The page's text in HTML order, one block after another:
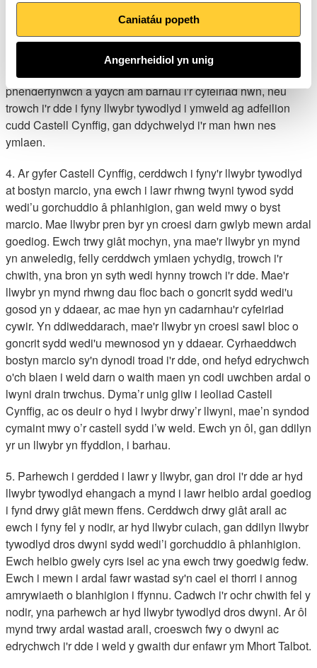
Caniatáu popeth
Angenrheidiol yn unig
warchodfa natur. Fodd bynnag, cerddwch ychydig ymhellach
ar hyd y ffordd a throwch i'r chwith ar hyd llwybr arall, gan
fynd heibio i hysbysfwrdd gwarchodfa natur. Dilynwch y
llwybr am ychydig drwy redyn ac ewch drwy giât mewn ffens.
Parhewch yn raddol i lawr y bryn ar hyd y llwybr a
phenderfynwch a ydych am barhau i'r cyfeiriad hwn, neu
trowch i'r dde i fyny llwybr tywodlyd i ymweld ag adfeilion
cudd Castell Cynffig, gan ddychwelyd i'r man hwn nes
ymlaen.
4. Ar gyfer Castell Cynffig, cerddwch i fyny'r llwybr tywodlyd
at bostyn marcio, yna ewch i lawr rhwng twyni tywod sydd
wedi’u gorchuddio â phlanhigion, gan weld mwy o byst
marcio. Mae llwybr pren byr yn croesi darn gwlyb mewn ardal
goediog. Ewch trwy giât mochyn, yna mae'r llwybr yn mynd
yn anweledig, felly cerddwch ymlaen ychydig, trowch i'r
chwith, yna bron yn syth wedi hynny trowch i'r dde. Mae'r
llwybr yn mynd rhwng dau floc bach o goncrit sydd wedi'u
gosod yn y ddaear, ac mae hyn yn cadarnhau'r cyfeiriad
cywir. Yn ddiweddarach, mae'r llwybr yn croesi sawl bloc o
goncrit sydd wedi'u mewnosod yn y ddaear. Cyrhaeddwch
bostyn marcio sy'n dynodi troad i'r dde, ond hefyd edrychwch
o'ch blaen i weld darn o waith maen yn codi uwchben ardal o
lwyni drain trwchus. Dyma’r unig gliw i leoliad Castell
Cynffig, ac os deuir o hyd i lwybr drwy’r llwyni, mae’n syndod
cymaint mwy o’r castell sydd i’w weld. Ewch yn ôl, gan ddilyn
yr un llwybr yn ffyddlon, i barhau.
5. Parhewch i gerdded i lawr y llwybr, gan droi i'r dde ar hyd
llwybr tywodlyd ehangach a mynd i lawr heibio ardal goediog
i fynd drwy giât mewn ffens. Cerddwch drwy giât arall ac
ewch i fyny fel y nodir, ar hyd llwybr culach, gan ddilyn llwybr
tywodlyd dros dwyni sydd wedi’i gorchuddio â phlanhigion.
Ewch heibio gwely cyrs isel ac yna ewch trwy goedwig fedw.
Ewch i mewn i ardal fawr wastad sy'n cael ei thorri i annog
amrywiaeth o blanhigion i ffynnu. Cadwch i'r ochr chwith fel y
nodir, yna parhewch ar hyd llwybr tywodlyd dros dwyni. Ar ôl
mynd trwy ardal wastad arall, croeswch fwy o dwyni ac
edrychwch i'r dde i weld y gwaith dur enfawr ym Mhort Talbot.